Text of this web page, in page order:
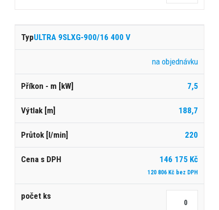
ULTRA 9SLXG-900/16 400 V
na objednávku
7,5
188,7
220
146 175 Kč
120 806 Kč bez DPH